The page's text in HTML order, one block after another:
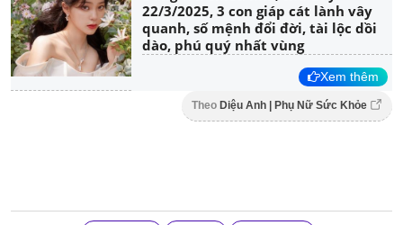
22/3/2025, 3 con giáp cát lành vây
quanh, số mệnh đổi đời, tài lộc dồi
dào, phú quý nhất vùng
Xem thêm
Theo Diệu Anh | Phụ Nữ Sức Khỏe